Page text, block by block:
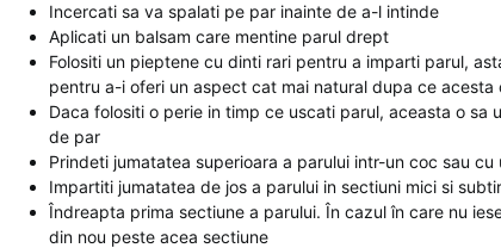
Incercati sa va spalati pe par inainte de a-l intinde
Aplicati un balsam care mentine parul drept
Folositi un pieptene cu dinti rari pentru a imparti parul,
pentru a-i oferi un aspect cat mai natural dupa ce acesta
Daca folositi o perie in timp ce uscati parul, aceasta o sa
de par
Prindeti jumatatea superioara a parului intr-un coc sau cu
Impartiti jumatatea de jos a parului in sectiuni mici si
Îndreapta prima sectiune a parului. În cazul în care nu
din nou peste acea sectiune